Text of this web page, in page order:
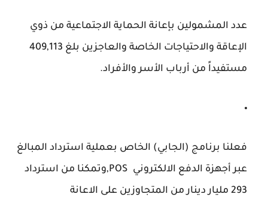
عدد المشمولين بإعانة الحماية الاجتماعية من ذوي
الإعاقة والاحتياجات الخاصة والعاجزين بلغ 409,113
مستفيداً من أرباب الأسر والأفراد.
فعلنا برنامج (الجابي) الخاص بعملية استرداد المبالغ
عبر أجهزة الدفع الالكتروني POS,وتمكنا من استرداد
293 مليار دينار من المتجاوزين على الاعانة